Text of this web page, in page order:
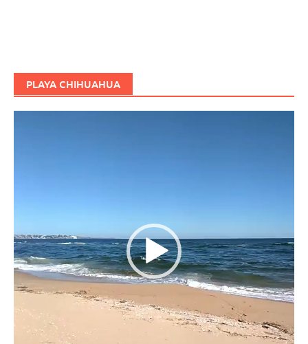
PLAYA CHIHUAHUA